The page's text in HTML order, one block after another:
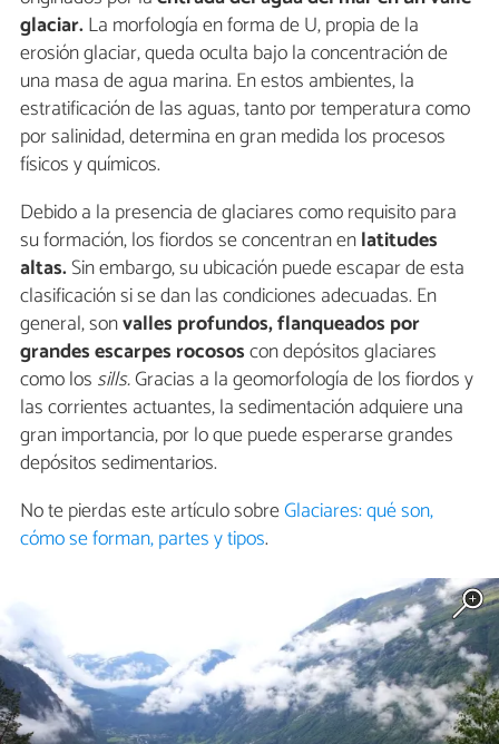
glaciar.La morfología en forma de U, propia de la
erosión glaciar, queda oculta bajo la concentración de
una masa de agua marina. En estos ambientes, la
estratificación de las aguas, tanto por temperatura como
por salinidad, determina en gran medida los procesos
físicos y químicos.
Debido a la presencia de glaciares como requisito para
su formación, los fiordos se concentran enlatitudes
altas.Sin embargo, su ubicación puede escapar de esta
clasificación si se dan las condiciones adecuadas. En
general, sonvalles profundos, flanqueados por
grandes escarpes rocososcon depósitos glaciares
como los sills.Gracias a la geomorfología de los fiordos y
las corrientes actuantes, la sedimentación adquiere una
gran importancia, por lo que puede esperarse grandes
depósitos sedimentarios.
No te pierdas este artículo sobreGlaciares: qué son,
cómo se forman, partes y tipos.